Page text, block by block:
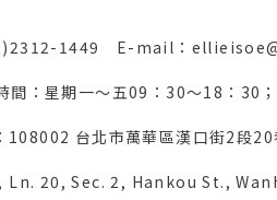
1449 E-mail：
間：星期一～五09：30～18：30
108002 台北市萬華區漢口街2段
Ln. 20, Sec. 2, Hankou St.,